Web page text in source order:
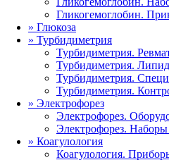
Гликогемоглобин.
» Глюкоза
» Турбидиметрия
Турбидиметрия.
Турбидиметрия.
Турбидиметрия.
Турбидиметрия.
» Электрофорез
Электрофорез.
Электрофорез. Наборы
» Коагулология
Коагулология.